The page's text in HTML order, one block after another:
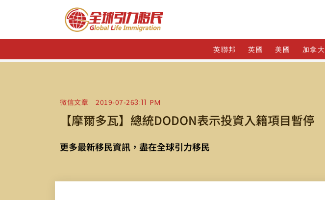
英聯邦 英國 美國 加拿大
微信文章 2019-07-263:11 PM
【摩爾多瓦】總統DODON表示投資入籍項目暫停
更多最新移民資訊，盡在全球引力移民